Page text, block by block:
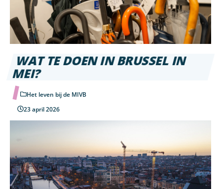
WAT TE DOEN IN BRUSSEL IN
MEI?
Het leven bij de MIVB
23 april 2026